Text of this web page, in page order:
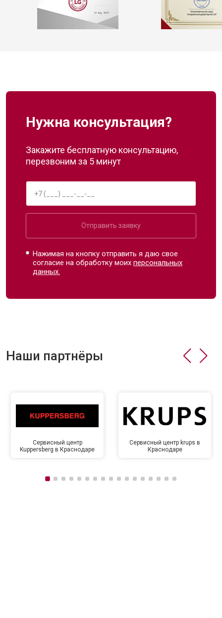
Нужна консультация?
Закажите бесплатную консультацию,
перезвоним за 5 минут
Отправить заявку
Нажимая на кнопку отправить я даю свое
согласие на обработку моихперсональных
данных.
Наши партнёры
Сервисный центр
Kuppersberg в Краснодаре
Сервисный центр krups в
Краснодаре